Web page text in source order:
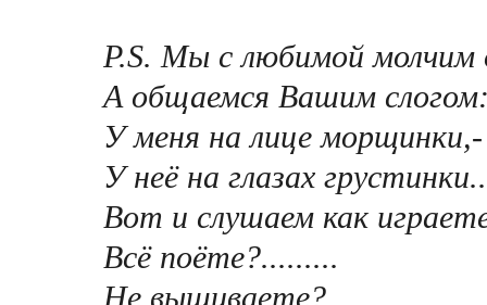
P.S. Мы с любимой молчим
А общаемся Вашим
У меня на лице морщинки,-
У неё на глазах
Вот и слушаем как
Всё поёте?.........
Не вышиваете?